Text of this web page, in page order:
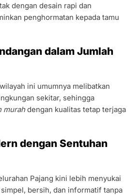
dengan desain rapi dan
penghormatan kepada tamu
dalam Jumlah
ini umumnya melibatkan
sekitar, sehingga
murahdengan kualitas tetap terjaga
dengan Sentuhan
Pajang kini lebih menyukai
bersih, dan informatif tanpa